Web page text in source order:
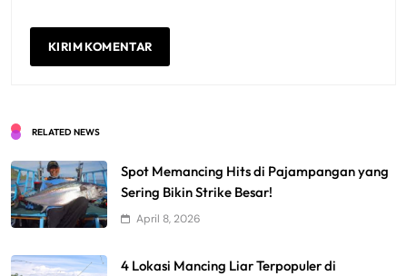
RELATED NEWS
Spot Memancing Hits di Pajampangan yang
Sering Bikin Strike Besar!
April 8, 2026
4 Lokasi Mancing Liar Terpopuler di